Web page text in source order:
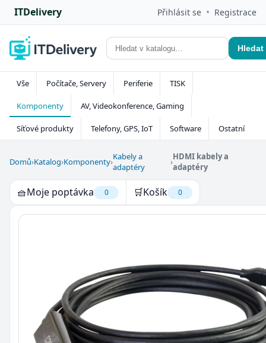
ITDelivery Přihlásit se • Registrace
Hledat
Vše Počítače, Servery Periferie TISK
Komponenty AV, Videokonference, Gaming
Síťové produkty Telefony, GPS, IoT Software Ostatní
Domů›Katalog›Komponenty›Kabely a
adaptéry
›HDMI kabely a
adaptéry
🧺Moje poptávka 0 🛒Košík 0